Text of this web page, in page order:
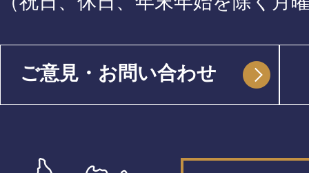
ご意見・お問い合わせ